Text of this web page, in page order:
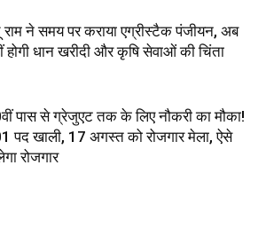
ने समय पर कराया एग्रीस्टैक पंजीयन, अब
होगी धान खरीदी और कृषि सेवाओं की चिंता
पास से ग्रेजुएट तक के लिए नौकरी का मौका!
पद खाली, 17 अगस्त को रोजगार मेला, ऐसे
रोजगार